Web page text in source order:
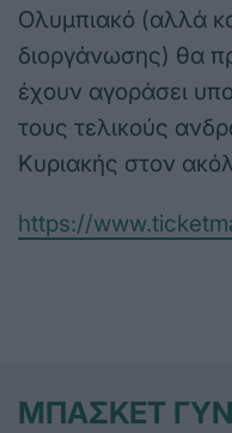
Ολυμπιακό (αλλά
διοργάνωσης) θα
έχουν αγοράσει
τους τελικούς
Κυριακής στον
https://
ΜΠΑΣΚΕΤ